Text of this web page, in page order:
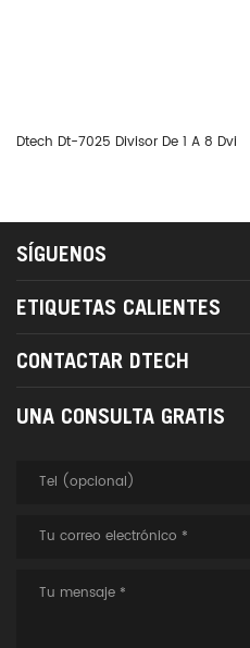
Dtech Dt-7025 Divisor De 1 A 8 Dvi
SÍGUENOS
ETIQUETAS CALIENTES
CONTACTAR DTECH
UNA CONSULTA GRATIS